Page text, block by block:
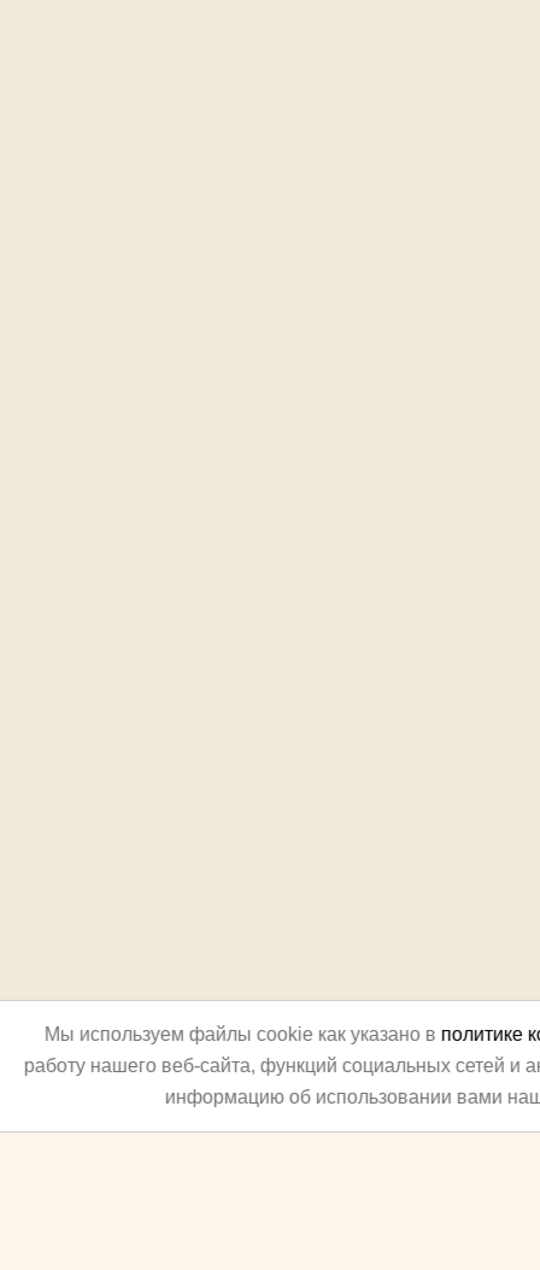
Мы используем файлы cookie как указано в политике
работу нашего веб-сайта, функций социальных сетей и
информацию об использовании вами